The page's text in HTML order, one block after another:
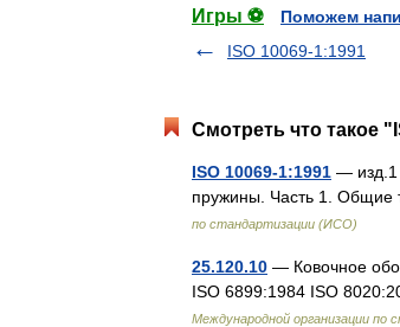
Игры ⚽
Поможем
ISO 10069-1:1991
Смотреть что такое
ISO 10069-1:1991 — изд.1
пружины. Часть 1. Общие
по стандартизации (ИСО)
25.120.10 — Ковочное
ISO 6899:1984 ISO
Международной организации по